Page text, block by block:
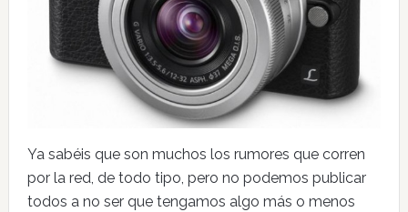
Ya sabéis que son muchos los rumores que corren
por la red, de todo tipo, pero no podemos publicar
todos a no ser que tengamos algo más o menos